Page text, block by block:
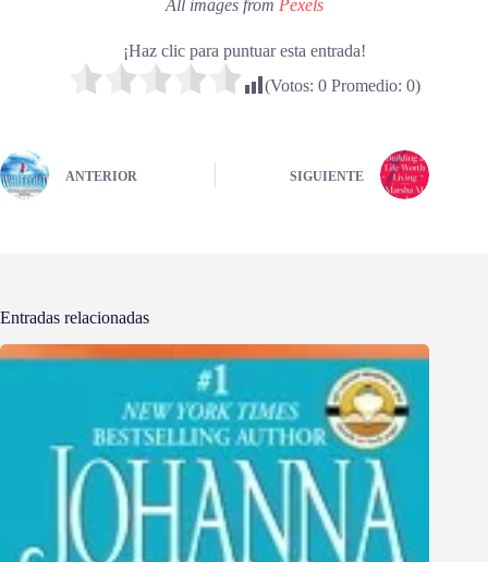
All images from Pexels
¡Haz clic para puntuar esta entrada!
(Votos: 0Promedio: 0)
ANTERIOR SIGUIENTE
Entradas relacionadas